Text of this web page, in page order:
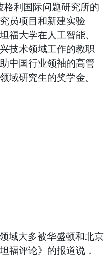
利国际问题研究所的
员项目和新建实验
福大学在人工智能、
技术领域工作的教职
中国行业领袖的高管
域研究生的奖学金。
域大多被华盛顿和北京
福评论》的报道说，